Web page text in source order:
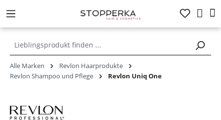
springen
Alle Marken
Revlon Haarprodukte
Revlon Shampoo und Pflege
Revlon Uniq One